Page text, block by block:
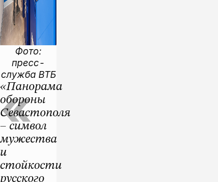
Фото:
пресс-
служба ВТБ
«Панорама
обороны
Севастополя
– символ
мужества
и
стойкости
русского